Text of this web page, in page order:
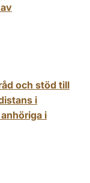
och stöd till
i
i